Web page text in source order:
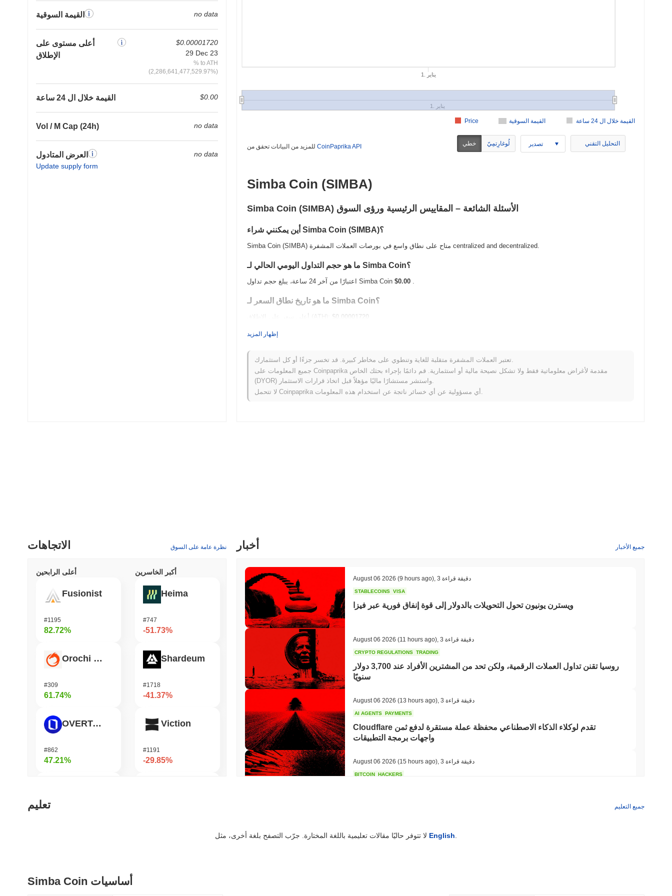
القيمة السوقية no data
أعلى مستوى على
الإطلاق
$0.00001720
29 Dec 23
% to ATH
(2,286,641,477,529.97%)
القيمة خلال ال 24 ساعة $0.00
Vol / M Cap (24h) no data
العرض المتادول
Update supply form
no data
القيمة السوقية القيمة خلال ال 24 ساعة Price
1. يناير
1. يناير
CoinPaprika API خطي لُوغارِتمِيّ تصدير التحليل التقني
Simba Coin (SIMBA)
Simba Coin (SIMBA) الأسئلة الشائعة – المقاييس الرئيسية ورؤى السوق
أين يمكنني شراء Simba Coin (SIMBA)؟
Simba Coin (SIMBA) متاح على نطاق واسع في بورصات العملات المشفرة centralized and decentralized.
ما هو حجم التداول اليومي الحالي لـ Simba Coin؟
اعتبارًا من آخر 24 ساعة، يبلغ حجم تداول Simba Coin $0.00 .
ما هو تاريخ نطاق السعر لـ Simba Coin؟
أعلى سعر على الإطلاق (ATH):
$0.00001720
كيف يعمل Simba Coin مقارنة بسوق العملات المشفرة الأوسع؟
، متفوقًا على سوق العملات المشفرة بشكل عام الذي سجل انخفاضًا0.46%
. يشير هذا
إلى أداء قوي في حركة سعر SIMBA مقارنة بزخم السوق الأوسع.
إظهار المزيد
تعتبر العملات المشفرة متقلبة للغاية وتنطوي على مخاطر كبيرة. قد تخسر جزءًا أو كل استثمارك.
جميع المعلومات على Coinpaprika مقدمة لأغراض معلوماتية فقط ولا تشكل نصيحة مالية أو استثمارية. قم دائمًا بإجراء بحثك الخاص
الاتجاهات نظرة عامة على السوق
أعلى الرابحين
Fusionist
#1195
82.72%
Orochi Network
#309
61.74%
OVERTAKE
#862
47.21%
#172
أكبر الخاسرين
Heima
#747
-51.73%
Shardeum
#1718
-41.37%
Viction
#1191
-29.85%
أخبار جميع الأخبار
August 06 2026 (9 hours ago) 3 دقيقة قراءة
STABLECOINS VISA
ويسترن يونيون تحول التحويلات بالدولار إلى قوة إنفاق فورية عبر فيزا
August 06 2026 (11 hours ago) 3 دقيقة قراءة
CRYPTO REGULATIONS TRADING
روسيا تقنن تداول العملات الرقمية، ولكن تحد من المشترين الأفراد عند 3,700 دولار
سنويًا
August 06 2026 (13 hours ago) 3 دقيقة قراءة
AI AGENTS PAYMENTS
Cloudflare تقدم لوكلاء الذكاء الاصطناعي محفظة عملة مستقرة لدفع ثمن
واجهات برمجة التطبيقات
August 06 2026 (15 hours ago) 3 دقيقة قراءة
BITCOIN HACKERS
CIRCLE TOKENIZATION
تعليم جميع التعليم
English
Simba Coin أساسيات